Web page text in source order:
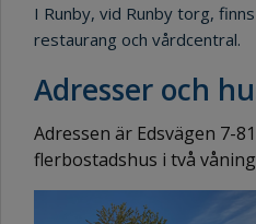
I Runby, vid Runby torg,
restaurang och vårdcentral.
Adresser och
Adressen är Edsvägen 7-
flerbostadshus i två